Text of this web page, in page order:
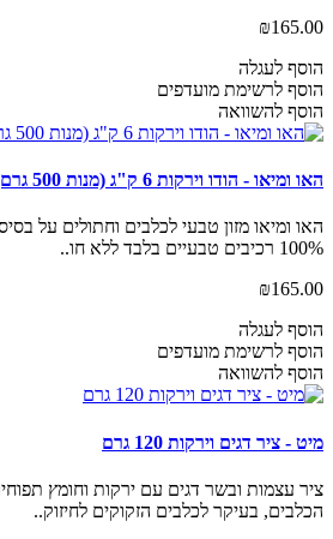
₪165.00
הוסף לעגלה
הוסף לרשימת מועדפים
הוסף להשוואה
האו ומיאו - הודו וירקות 6 ק"ג (מנות 500 גרם)
האו ומיאו מזון טבעי לכלבים וחתולים על
100% רכיבים טבעיים בלבד ללא חו..
₪165.00
הוסף לעגלה
הוסף לרשימת מועדפים
הוסף להשוואה
מיט - ציר דגים וירקות 120 גרם
ציר עצמות ובשר דגים עם ירקות וחומץ
הכלבים, בעיקר לכלבים הזקוקים לחיזוק..